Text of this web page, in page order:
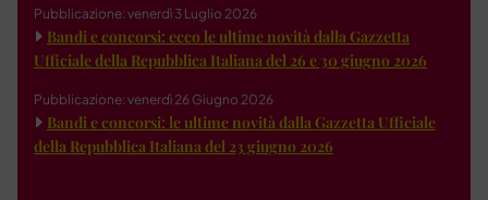
Pubblicazione: venerdì 3 Luglio 2026
Bandi e concorsi: ecco le ultime novità dalla Gazzetta
Ufficiale della Repubblica Italiana del 26 e 30 giugno 2026
Pubblicazione: venerdì 26 Giugno 2026
Bandi e concorsi: le ultime novità dalla Gazzetta Ufficiale
della Repubblica Italiana del 23 giugno 2026